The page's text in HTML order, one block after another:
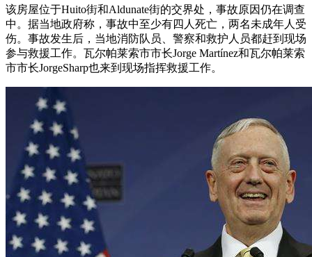
该房屋位于Huito街和Aldunate街的交界处，事故原因仍在调查
中。据当地政府称，事故中至少有四人死亡，两名未成年人受
伤。事故发生后，当地消防队员、警察和救护人员都赶到现场
参与救援工作。瓦尔帕莱索市市长Jorge Martínez和瓦尔帕莱索
市市长JorgeSharp也来到现场指挥救援工作。